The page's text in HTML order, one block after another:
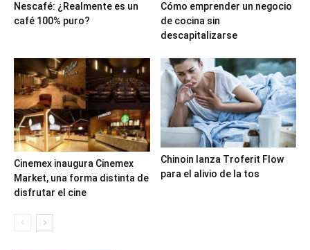
Nescafé: ¿Realmente es un
café 100% puro?
Cómo emprender un negocio
de cocina sin
descapitalizarse
Cinemex inaugura Cinemex
Market, una forma distinta de
disfrutar el cine
Chinoin lanza Troferit Flow
para el alivio de la tos